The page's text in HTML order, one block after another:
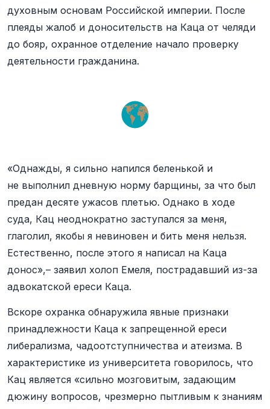
духовным основам Российской империи. После
плеяды жалоб и доносительств на Каца от челяди
до бояр, охранное отделение начало проверку
деятельности гражданина.
«Однажды, я сильно напился беленькой и
не выполнил дневную норму барщины, за что был
предан десяте ужасов плетью. Однако в ходе
суда, Кац неоднократно заступался за меня,
глаголил, якобы я невиновен и бить меня нельзя.
Естественно, после этого я написал на Каца
донос»,– заявил холоп Емеля, пострадавший из-за
адвокатской ереси Каца.
Вскоре охранка обнаружила явные признаки
принадлежности Каца к запрещенной ереси
либерализма, чадоотступничества и атеизма. В
характеристике из университета говорилось, что
Кац является «сильно мозговитым, задающим
дюжину вопросов, чрезмерно пытливым к знаниям